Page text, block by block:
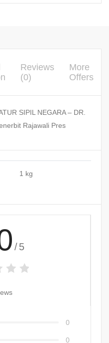
Reviews
(0)
More
Offers
SIPIL NEGARA – DR.
Rajawali Pres
1 kg
/5
0
0